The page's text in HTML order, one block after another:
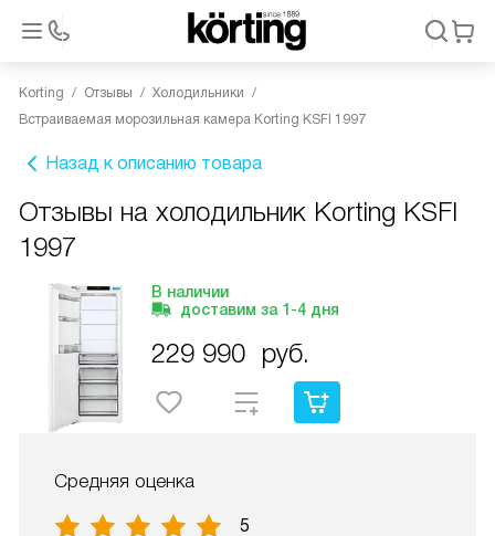
Korting Отзывы
Холодильники
Встраиваемая морозильная камера Korting KSFI 1997
Назад к описанию товара
Отзывы на холодильник Korting KSFI
1997
В наличии
доставим за 1-4 дня
229 990 руб.
Средняя оценка
5